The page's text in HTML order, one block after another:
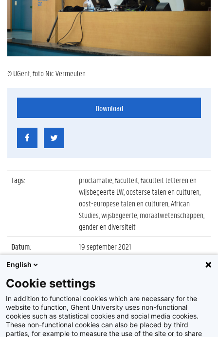
© UGent, foto Nic Vermeulen
Download
Tags:
proclamatie, faculteit, faculteit letteren en
wijsbegeerte LW, oosterse talen en culturen,
oost-europese talen en culturen, African
Studies, wijsbegeerte, moraalwetenschappen,
gender en diversiteit
Datum:
19 september 2021
Identificatienummer
Album:
Proclamatie faculteit Letteren en
Wijsbegeerte, sessie 4
English
Cookie settings
In addition to functional cookies which are necessary for the
website to function, Ghent University uses non-functional
cookies such as statistical cookies and social media cookies.
These non-functional cookies can also be placed by third
parties, for example to measure the use of the site or to share